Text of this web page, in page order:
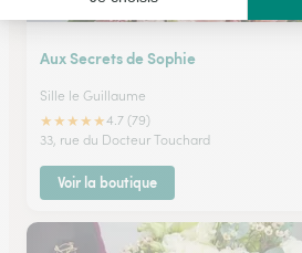
Aux Secrets de Sophie
Sille le Guillaume
★★★★★4.7 (79)
33, rue du Docteur Touchard
Voir la boutique